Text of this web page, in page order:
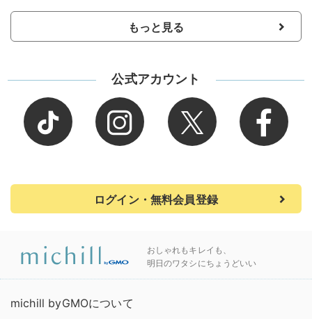
もっと見る
公式アカウント
ログイン・無料会員登録
おしゃれもキレイも、
明日のワタシにちょうどいい
michill byGMOについて